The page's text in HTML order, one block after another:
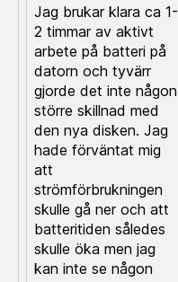
Jag brukar klara ca 1-
2 timmar av aktivt
arbete på batteri på
datorn och tyvärr
gjorde det inte någon
större skillnad med
den nya disken. Jag
hade förväntat mig
att
strömförbrukningen
skulle gå ner och att
batteritiden således
skulle öka men jag
kan inte se någon